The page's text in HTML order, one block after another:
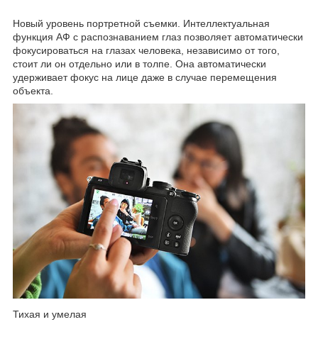
Новый уровень портретной съемки. Интеллектуальная
функция АФ с распознаванием глаз позволяет автоматически
фокусироваться на глазах человека, независимо от того,
стоит ли он отдельно или в толпе. Она автоматически
удерживает фокус на лице даже в случае перемещения
объекта.
Тихая и умелая